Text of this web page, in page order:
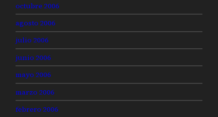
octubre 2006
agosto 2006
julio 2006
junio 2006
mayo 2006
marzo 2006
febrero 2006